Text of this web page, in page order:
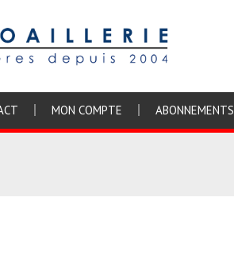
MON COMPTE ABONNEMENTS